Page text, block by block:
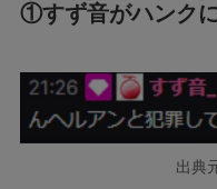
①すず音がハンク
出典